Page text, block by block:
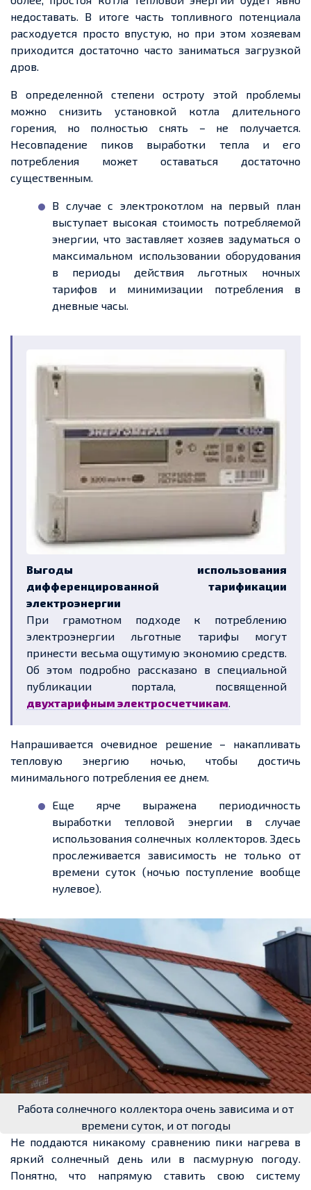
недоставать. В итоге часть топливного потенциала
расходуется просто впустую, но при этом хозяевам
приходится достаточно часто заниматься загрузкой
дров.
В определенной степени остроту этой проблемы
можно снизить установкой котла длительного
горения, но полностью снять – не получается.
Несовпадение пиков выработки тепла и его
потребления может оставаться достаточно
существенным.
В случае с электрокотлом на первый план
выступает высокая стоимость потребляемой
энергии, что заставляет хозяев задуматься о
максимальном использовании оборудования
в периоды действия льготных ночных
тарифов и минимизации потребления в
дневные часы.
Выгоды использования
дифференцированной тарификации
электроэнергии
При грамотном подходе к потреблению
электроэнергии льготные тарифы могут
принести весьма ощутимую экономию средств.
Об этом подробно рассказано в специальной
публикации портала, посвященной
двухтарифным электросчетчикам.
Напрашивается очевидное решение – накапливать
тепловую энергию ночью, чтобы достичь
минимального потребления ее днем.
Еще ярче выражена периодичность
выработки тепловой энергии в случае
использования солнечных коллекторов. Здесь
прослеживается зависимость не только от
времени суток (ночью поступление вообще
нулевое).
Работа солнечного коллектора очень зависима и от
времени суток, и от погоды
Не поддаются никакому сравнению пики нагрева в
яркий солнечный день или в пасмурную погоду.
Понятно, что напрямую ставить свою систему